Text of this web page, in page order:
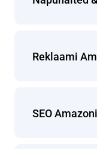
Reklaami
SEO